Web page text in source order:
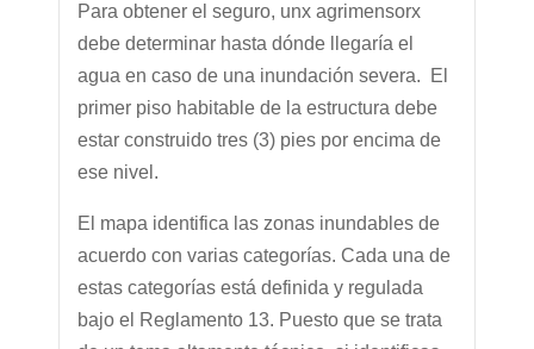
Para obtener el seguro, unx agrimensorx
debe determinar hasta dónde llegaría el
agua en caso de una inundación severa. El
primer piso habitable de la estructura debe
estar construido tres (3) pies por encima de
ese nivel.
El mapa identifica las zonas inundables de
acuerdo con varias categorías. Cada una de
estas categorías está definida y regulada
bajo el Reglamento 13. Puesto que se trata